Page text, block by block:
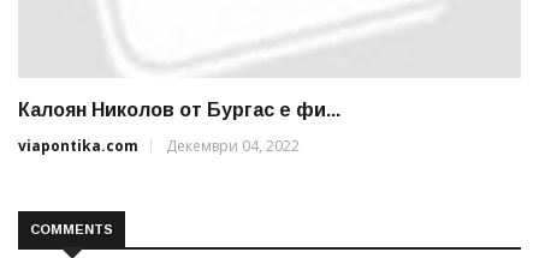
Калоян Николов от Бургас е фи...
viapontika.com
Декември 04, 2022
COMMENTS